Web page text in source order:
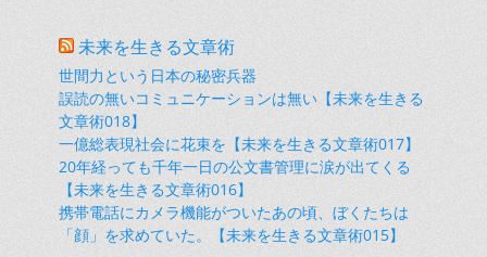
未来を生きる文章術
世間力という日本の秘密兵器
誤読の無いコミュニケーションは無い【未来を生きる
文章術018】
一億総表現社会に花束を【未来を生きる文章術017】
20年経っても千年一日の公文書管理に涙が出てくる
【未来を生きる文章術016】
携帯電話にカメラ機能がついたあの頃、ぼくたちは
「顔」を求めていた。【未来を生きる文章術015】